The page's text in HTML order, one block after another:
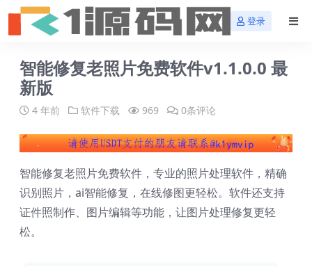
登录
智能修复老照片免费软件v1.1.0.0 最
新版
4 年前 软件下载 969 0条评论
智能修复老照片免费软件，专业的照片处理软件，精确
识别照片，ai智能修复，在线修图更轻松。软件还支持
证件照制作、图片编辑等功能，让图片处理修复更轻
松。